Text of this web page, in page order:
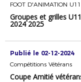
FOOT D'ANIMATION
Groupes et grilles
2024 2025
Publié le 02-12-2024
Compétitions Vétérans
Coupe Amitié